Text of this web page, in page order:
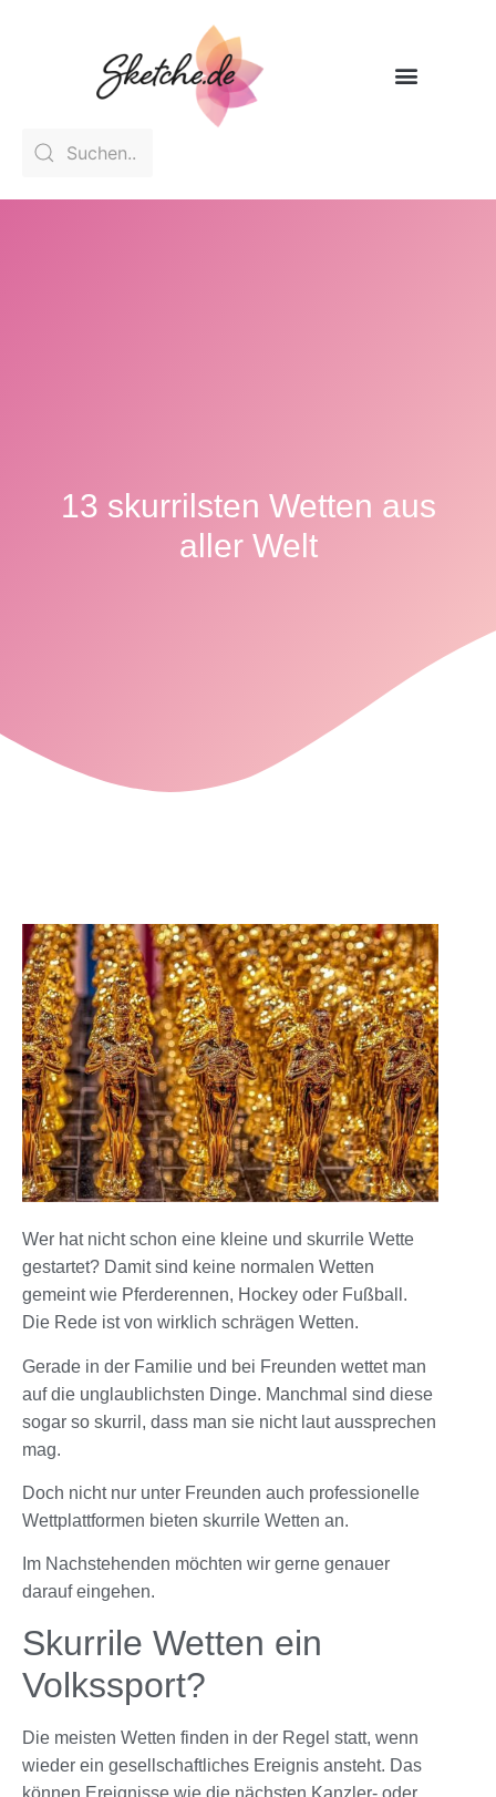
13 skurrilsten Wetten aus
aller Welt
Wer hat nicht schon eine kleine und skurrile Wette
gestartet? Damit sind keine normalen Wetten
gemeint wie Pferderennen, Hockey oder Fußball.
Die Rede ist von wirklich schrägen Wetten.
Gerade in der Familie und bei Freunden wettet man
auf die unglaublichsten Dinge. Manchmal sind diese
sogar so skurril, dass man sie nicht laut aussprechen
mag.
Doch nicht nur unter Freunden auch professionelle
Wettplattformen bieten skurrile Wetten an.
Im Nachstehenden möchten wir gerne genauer
darauf eingehen.
Skurrile Wetten ein
Volkssport?
Die meisten Wetten finden in der Regel statt, wenn
wieder ein gesellschaftliches Ereignis ansteht. Das
können Ereignisse wie die nächsten Kanzler- oder